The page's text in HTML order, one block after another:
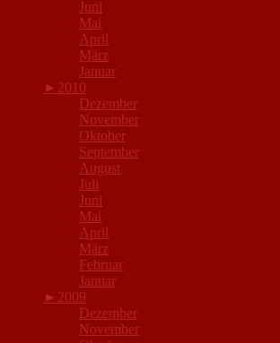
Juni
Mai
April
März
Januar
► 2010
Dezember
November
Oktober
September
August
Juli
Juni
Mai
April
März
Februar
Januar
► 2009
Dezember
November